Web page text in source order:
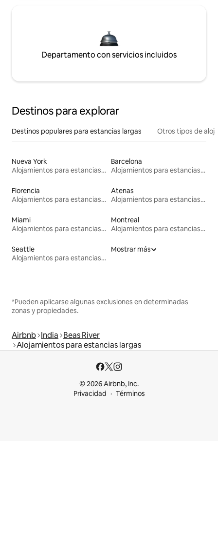
Departamento con servicios incluidos
Destinos para explorar
Destinos populares para estancias largas Otros tipos de
Nueva York
Alojamientos para estancias largas
Barcelona
Alojamientos para estancias largas
Florencia
Alojamientos para estancias largas
Atenas
Alojamientos para estancias largas
Miami
Alojamientos para estancias largas
Montreal
Alojamientos para estancias largas
Seattle
Alojamientos para estancias largas
Mostrar más
*Pueden aplicarse algunas exclusiones en determinadas
zonas y propiedades.
Airbnb India Beas River
Alojamientos para estancias largas
© 2026 Airbnb, Inc.
Privacidad
Términos